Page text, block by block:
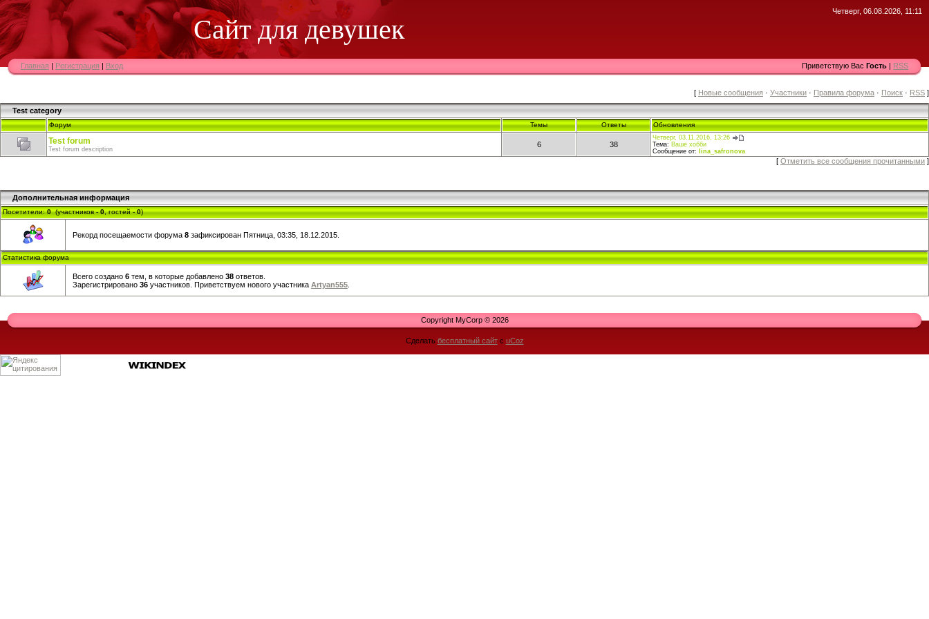
Сайт для девушек
Четверг, 06.08.2026, 11:11
Главная | Регистрация | Вход Приветствую Вас Гость | RSS
[ Новые сообщения · Участники · Правила форума · Поиск · RSS ]
Test category
Форум Темы Ответы Обновления
Test forum
Test forum description
6 38
Четверг, 03.11.2016, 13:26
Тема: Ваше хобби
Сообщение от:
lina_safronova
[ Отметить все сообщения прочитанными ]
Дополнительная информация
Посетители:0(участников -0, гостей -0)
Рекорд посещаемости форума 8 зафиксирован Пятница, 03:35, 18.12.2015.
Статистика форума
Всего создано 6 тем, в которые добавлено 38 ответов.
Зарегистрировано 36 участников. Приветствуем нового участника Artyan555
Copyright MyCorp © 2026
Сделать бесплатный сайтс uCoz